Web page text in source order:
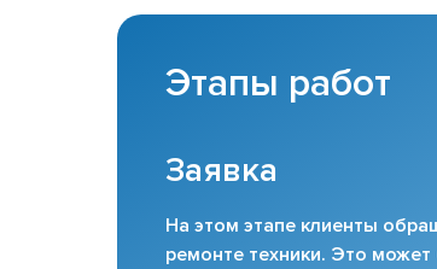
Этапы работ
Заявка
На этом этапе клиенты
ремонте техники. Это